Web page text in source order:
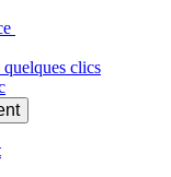
clics